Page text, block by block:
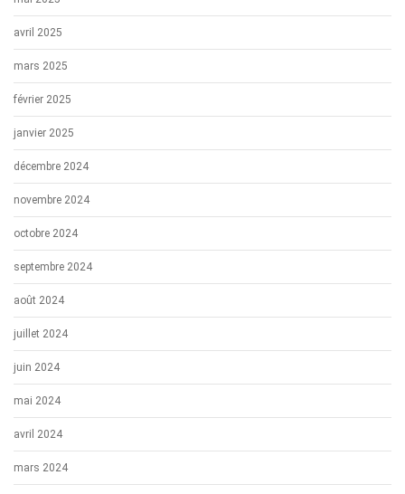
avril 2025
mars 2025
février 2025
janvier 2025
décembre 2024
novembre 2024
octobre 2024
septembre 2024
août 2024
juillet 2024
juin 2024
mai 2024
avril 2024
mars 2024